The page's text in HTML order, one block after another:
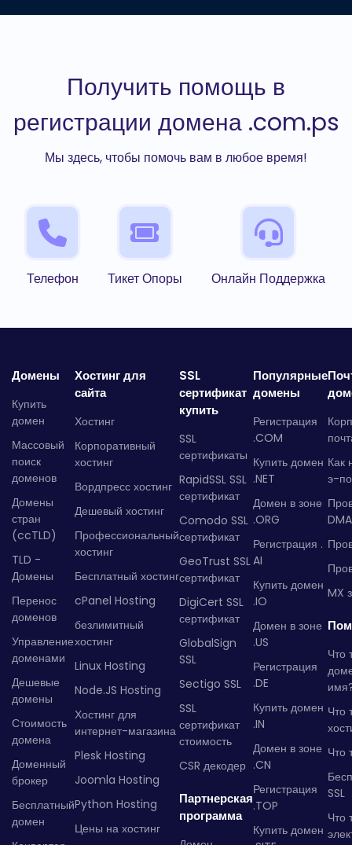
Получить помощь в
регистрации домена .com.ps
Мы здесь, чтобы помочь вам в любое время!
Телефон Тикет Опоры Онлайн Поддержка
Домены
Купить
домен
Массовый
поиск
доменов
Домены
стран
(ccTLD)
TLD -
Домены
Перенос
доменов
Управление
доменами
Дешевые
домены
Стоимость
домена
Доменный
брокер
Бесплатный
домен
Хостинг для
сайта
Хостинг
Корпоративный
хостинг
Вордпресс хостинг
Дешевый хостинг
Профессиональный
хостинг
Бесплатный хостинг
cPanel Hosting
безлимитный
хостинг
Linux Hosting
Node.JS Hosting
Хостинг для
интернет-магазина
Plesk Hosting
Joomla Hosting
Python Hosting
Цены на хостинг
SSL
сертификат
купить
SSL
сертификаты
RapidSSL SSL
сертификат
Comodo SSL
сертификат
GeoTrust SSL
сертификат
DigiCert SSL
сертификат
GlobalSign
SSL
Sectigo SSL
SSL
сертификат
стоимость
CSR декодер
Партнерская
программа
Популярные
домены
Регистрация
.COM
Купить домен
.NET
Домен в зоне
.ORG
Регистрация .
AI
Купить домен
.IO
Домен в зоне
.US
Регистрация
.DE
Купить домен
.IN
Домен в зоне
.CN
Регистрация
.TOP
Купить домен
Как
э-
MX
Что
Что
Что
SSL
Что